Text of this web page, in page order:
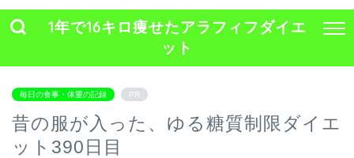
1年で16キロ痩せたアラフィフダイエ
ット
毎日の食事・体重の記録 PR
昔の服が入った、ゆる糖質制限ダイエ
ット390日目